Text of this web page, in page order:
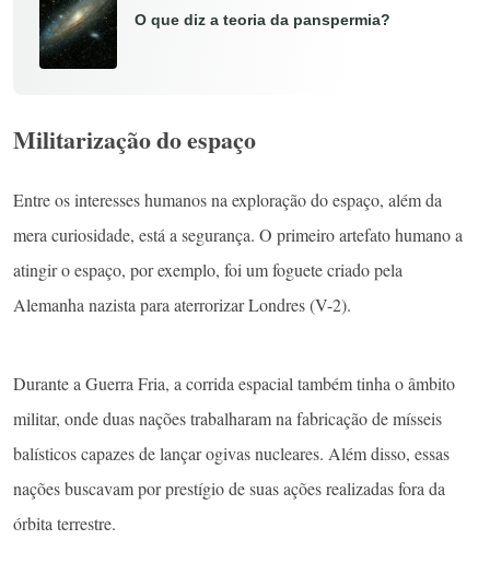
O que diz a teoria da panspermia?
Militarização do espaço
Entre os interesses humanos na exploração do espaço, além da
mera curiosidade, está a segurança. O primeiro artefato humano a
atingir o espaço, por exemplo, foi um foguete criado pela
Alemanha nazista para aterrorizar Londres (V-2).
Durante a Guerra Fria, a corrida espacial também tinha o âmbito
militar, onde duas nações trabalharam na fabricação de mísseis
balísticos capazes de lançar ogivas nucleares. Além disso, essas
nações buscavam por prestígio de suas ações realizadas fora da
órbita terrestre.